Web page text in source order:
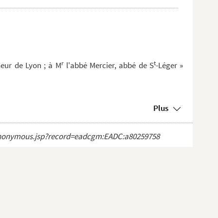
de Lyon ; à Mrl'abbé Mercier, abbé de St-Léger »
Plus